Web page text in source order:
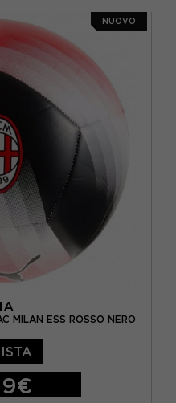
NUOVO
MILAN ESS ROSSO NERO